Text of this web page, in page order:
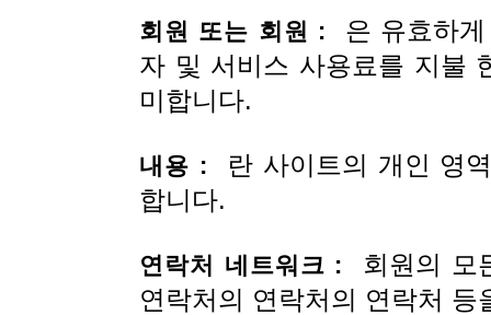
회원 또는 회원 : 은 유효하
자 및 서비스 사용료를 지불
미합니다.
내용 : 란 사이트의 개인 영
합니다.
연락처 네트워크 :
회원의 모
연락처의 연락처의 연락처 등